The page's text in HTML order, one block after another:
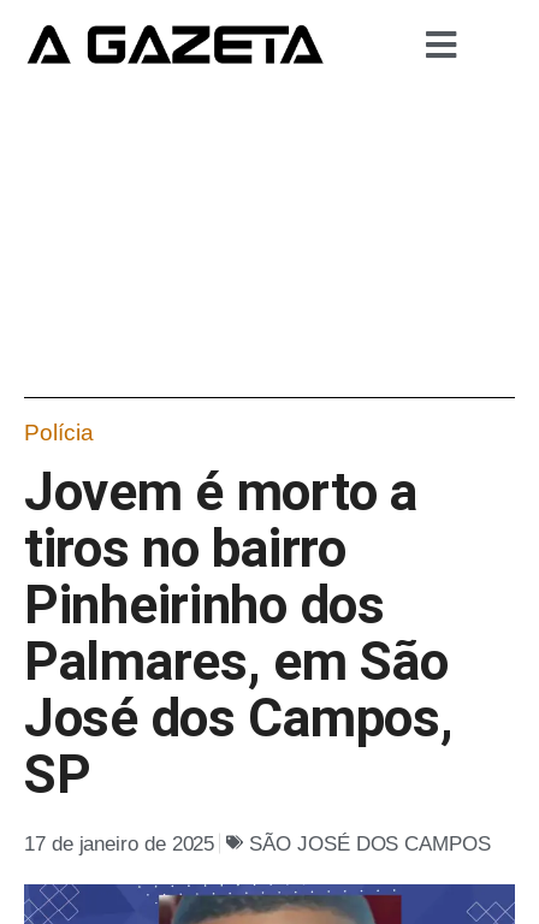
Polícia
Jovem é morto a
tiros no bairro
Pinheirinho dos
Palmares, em São
José dos Campos,
SP
17 de janeiro de 2025 SÃO JOSÉ DOS CAMPOS